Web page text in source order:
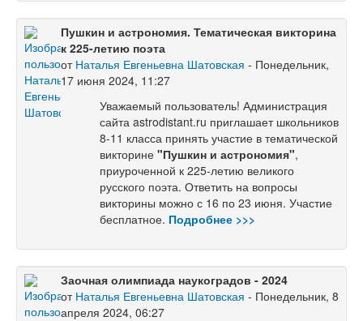
Пушкин и астрономия. Тематическая викторина
к 225-летию поэта
от Наталья Евгеньевна Шатовская - Понедельник,
17 июня 2024, 11:27
Уважаемый пользователь! Администрация
сайта astrodistant.ru приглашает школьников
8-11 класса принять участие в тематической
викторине "Пушкин и астрономия",
приуроченной к 225-летию великого
русского поэта. Ответить на вопросы
викторины можно с 16 по 23 июня. Участие
бесплатное. Подробнее >>>
Заочная олимпиада наукоградов - 2024
от Наталья Евгеньевна Шатовская - Понедельник, 8
апреля 2024, 06:27